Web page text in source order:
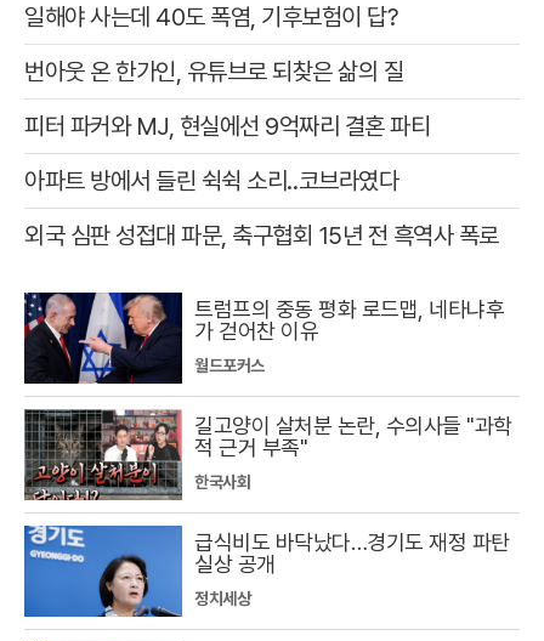
일해야 사는데 40도 폭염, 기후보험이 답?
번아웃 온 한가인, 유튜브로 되찾은 삶의 질
피터 파커와 MJ, 현실에선 9억짜리 결혼 파티
아파트 방에서 들린 쉭쉭 소리‥코브라였다
외국 심판 성접대 파문, 축구협회 15년 전 흑역사 폭로
트럼프의 중동 평화 로드맵, 네타냐후
가 걷어찬 이유
월드포커스
길고양이 살처분 논란, 수의사들 "과학
적 근거 부족"
한국사회
급식비도 바닥났다…경기도 재정 파탄
실상 공개
정치세상